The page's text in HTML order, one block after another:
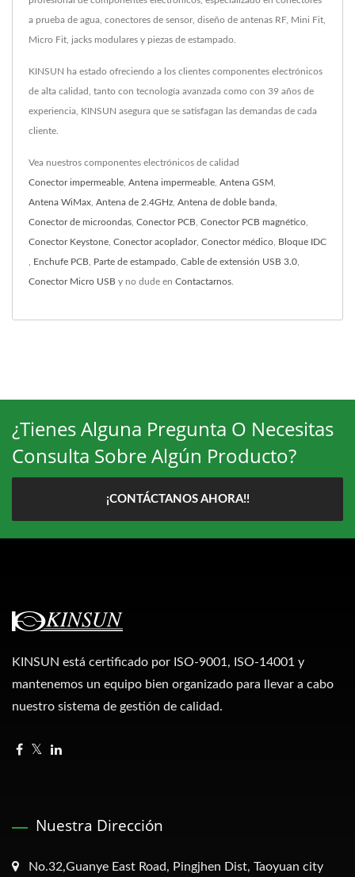
a prueba de agua, conectores de sensor, diseño de antenas RF, Mini Fit,
Micro Fit, jacks modulares y piezas de estampado.
KINSUN ha estado ofreciendo a los clientes componentes electrónicos
de alta calidad, tanto con tecnología avanzada como con 39 años de
experiencia, KINSUN asegura que se satisfagan las demandas de cada
cliente.
Vea nuestros componentes electrónicos de calidad
Conector impermeable Antena impermeable Antena GSM
Antena WiMax Antena de 2.4GHz Antena de doble banda
Conector de microondas Conector PCB Conector PCB magnético
Conector Keystone Conector acoplador, Conector médico Bloque IDC
Enchufe PCB Parte de estampado Cable de extensión USB 3.0
Conector Micro USB y no dude en Contactarnos
¿Tienes Alguna Pregunta O Necesitas
Consulta Sobre Algún Producto?
¡CONTÁCTANOS AHORA!!
KINSUN está certificado por ISO-9001, ISO-14001 y
mantenemos un equipo bien organizado para llevar a cabo
nuestro sistema de gestión de calidad.
Nuestra Dirección
No.32,Guanye East Road, Pingjhen Dist, Taoyuan city